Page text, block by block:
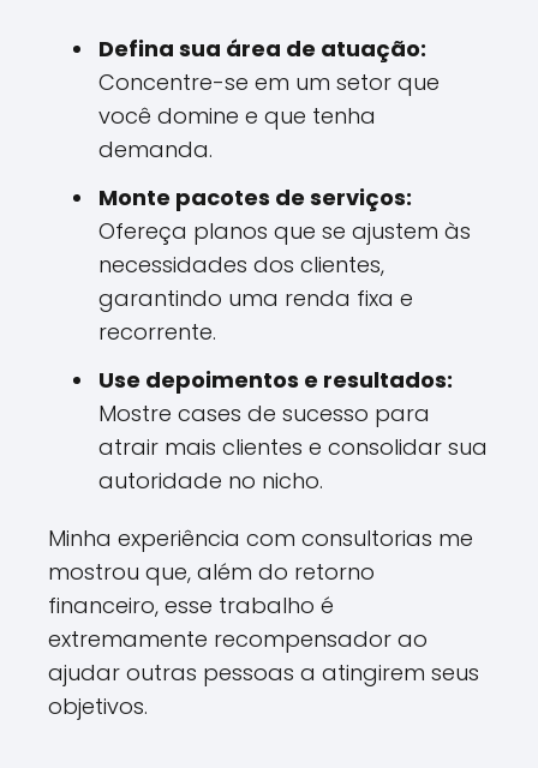
Defina sua área de atuação:
Concentre-se em um setor que
você domine e que tenha
demanda.
Monte pacotes de serviços:
Ofereça planos que se ajustem às
necessidades dos clientes,
garantindo uma renda fixa e
recorrente.
Use depoimentos e resultados:
Mostre cases de sucesso para
atrair mais clientes e consolidar sua
autoridade no nicho.
Minha experiência com consultorias me
mostrou que, além do retorno
financeiro, esse trabalho é
extremamente recompensador ao
ajudar outras pessoas a atingirem seus
objetivos.